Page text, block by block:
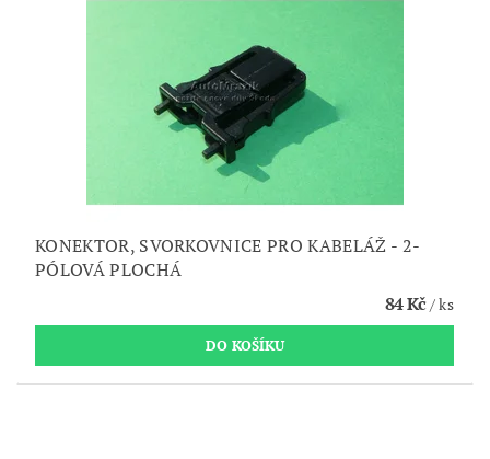
KONEKTOR, SVORKOVNICE PRO KABELÁŽ - 2-
PÓLOVÁ PLOCHÁ
84 Kč/ ks